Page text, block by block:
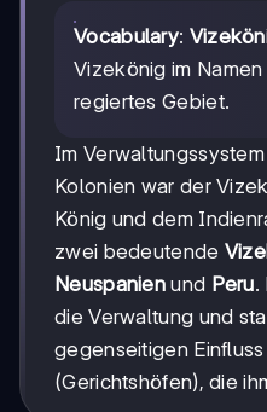
Vocabulary:
Vizekönig im
regiertes Gebiet.
Im
Kolonien war der
König und dem
zwei bedeutende
Neuspanien und Peru.
die Verwaltung und
gegenseitigen
(Gerichtshöfen), die